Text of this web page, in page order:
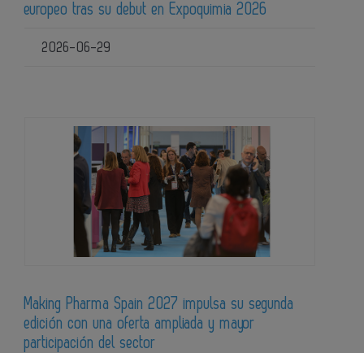
europeo tras su debut en Expoquimia 2026
2026-06-29
Making Pharma Spain 2027 impulsa su segunda
edición con una oferta ampliada y mayor
participación del sector